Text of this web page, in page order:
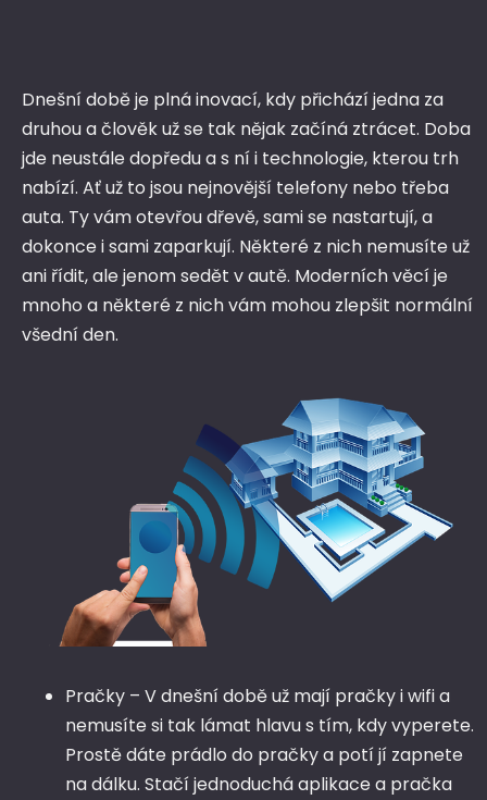
Dnešní době je plná inovací, kdy přichází jedna za
druhou a člověk už se tak nějak začíná ztrácet. Doba
jde neustále dopředu a s ní i technologie, kterou trh
nabízí. Ať už to jsou nejnovější telefony nebo třeba
auta. Ty vám otevřou dřevě, sami se nastartují, a
dokonce i sami zaparkují. Některé z nich nemusíte už
ani řídit, ale jenom sedět v autě. Moderních věcí je
mnoho a některé z nich vám mohou zlepšit normální
všední den.
Pračky – V dnešní době už mají pračky i wifi a
nemusíte si tak lámat hlavu s tím, kdy vyperete.
Prostě dáte prádlo do pračky a potí jí zapnete
na dálku. Stačí jednoduchá aplikace a pračka